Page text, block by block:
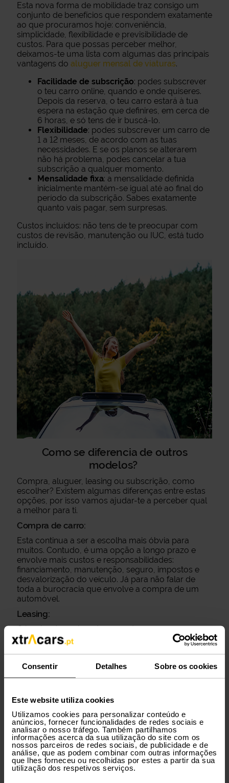
Consentir Detalhes Sobre os cookies
Este website utiliza cookies
Utilizamos cookies para personalizar conteúdo e
anúncios, fornecer funcionalidades de redes sociais e
analisar o nosso tráfego. Também partilhamos
informações acerca da sua utilização do site com os
nossos parceiros de redes sociais, de publicidade e de
análise, que as podem combinar com outras informações
que lhes forneceu ou recolhidas por estes a partir da sua
utilização dos respetivos serviços.
Esta nova forma de mobilidade traz consigo um
conjunto de benefícios que respondem exatamente
ao que procuramos hoje: conveniência,
simplicidade, flexibilidade e previsibilidade de
custos. Para que possas perceber melhor,
deixamos-te uma lista com algumas das principais
vantagens do aluguer mensal de viaturas.
Facilidade de subscrição: podes subscrever
o teu carro online, quando e onde quiseres.
Depois da reserva, o teu carro estará à tua
espera na estação que definires, em cerca de
6 horas, e só tens de ir buscá-lo.
Flexibilidade: podes subscrever um carro de
1 a 12 meses, de acordo com as tuas
necessidades. E se os planos se alterarem
não há problema, podes cancelar a tua
subscrição a qualquer momento.
Mensalidade fixa: a mensalidade definida
inicialmente mantém-se igual até ao final do
período da subscrição. Sabes exatamente
quanto vais pagar, sem surpresas.
Custos incluídos: não tens de te preocupar com
custos de revisão, manutenção ou IUC, está tudo
incluído.
Como se diferencia de outros
modelos?
Compra, aluguer, leasing ou subscrição, como
escolher? Existem algumas diferenças entre estas
opções, por isso vamos ajudar-te a perceber qual
a melhor para ti.
Compra de carro:
Esta continua a ser a escolha mais óbvia para
muitos. Contudo, é uma opção a longo prazo e
envolve mais custos e responsabilidades:
financiamento, manutenção, seguro, impostos e
desvalorização do veículo. Já para não falar de
toda a burocracia que envolve a compra de um
automóvel.
Leasing:
O leasing é geralmente pensado para empresas ou
particulares que tenham intenção de comprar o
carro no final, mas implica compromissos longos e
menos flexibilidade, já que se decidir cancelar o
contrato tem de pagar uma comissão.
é uma opção prática para períodos mais curtos,
não inclui todos os serviços.
A subscrição mensal, tal como já vimos, tem
diversas vantagens. Este modelo permite-te ter um
carro chave na mão, combinando todos os
serviços numa só mensalidade e eliminando
compromissos prolongados.